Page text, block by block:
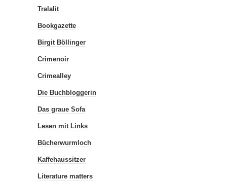
Tralalit
Bookgazette
Birgit Böllinger
Crimenoir
Crimealley
Die Buchbloggerin
Das graue Sofa
Lesen mit Links
Bücherwurmloch
Kaffehaussitzer
Literature matters